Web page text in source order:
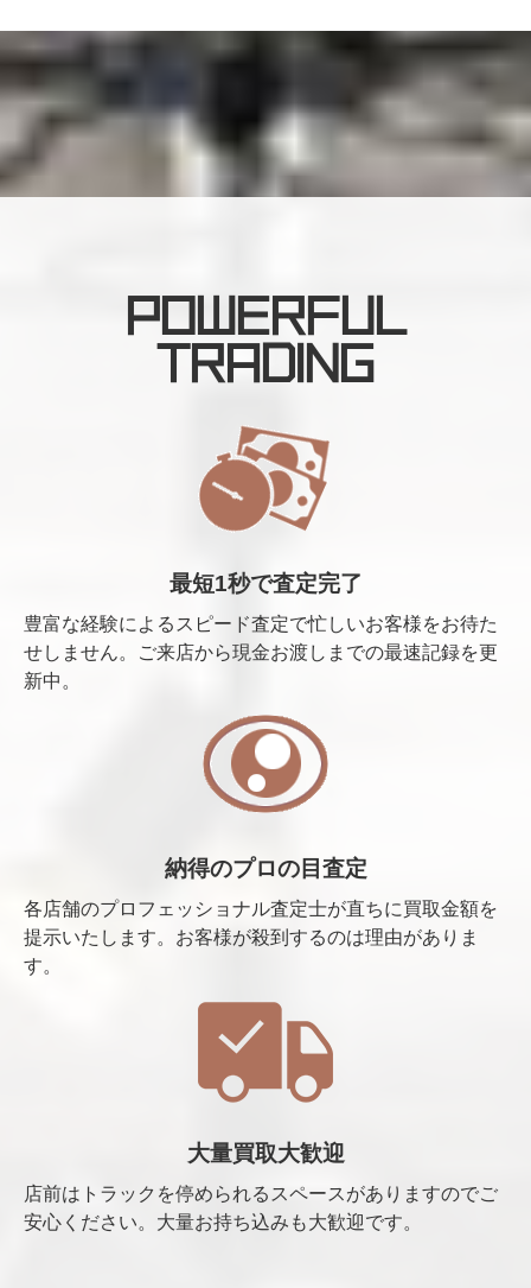
POWERFUL
TRADING
最短1秒で査定完了
豊富な経験によるスピード査定で忙しいお客様をお待た
せしません。ご来店から現金お渡しまでの最速記録を更
新中。
納得のプロの目査定
各店舗のプロフェッショナル査定士が直ちに買取金額を
提示いたします。お客様が殺到するのは理由がありま
す。
大量買取大歓迎
店前はトラックを停められるスペースがありますのでご
安心ください。大量お持ち込みも大歓迎です。